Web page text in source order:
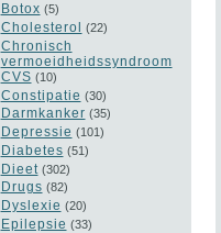
Botox (5)
Cholesterol (22)
Chronisch
vermoeidheidssyndroom
CVS (10)
Constipatie (30)
Darmkanker (35)
Depressie (101)
Diabetes (51)
Dieet (302)
Drugs (82)
Dyslexie (20)
Epilepsie (33)